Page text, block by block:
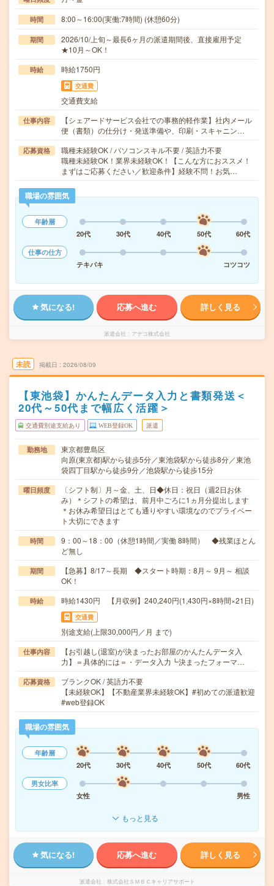
時間 8:00～16:00(実働:7時間) (休憩60分)
期間
2026/10/上旬～最長6ヶ月の派遣期間後、直接雇用予定
★10月～OK！
時給 時給1750円
交通費
交通費支給
仕事内容
【シェアードサービス会社での事務的軽作業】社内メール
便（書類）の仕分け・発送準備や、印刷・スキャニン…
応募資格
職種未経験OK / パソコンスキル不要 / 英語力不要
職種未経験OK！業界未経験OK！【こんな方におススメ！
まずはご応募ください／歓迎条件】経験不問！お気…
職場の雰囲気
年齢層
20代
30代 40代 50代
60代
仕事の仕方
テキパキ
コツコツ
気になる! 応募へ進む 詳しく見る
派遣会社 アデコ株式会社
未読 掲載日 2026/08/09
【東池袋】かんたんデータ入力と書類発送＜
20代～50代まで幅広く活躍＞
交通費別途支給あり WEB登録OK 派遣
勤務地
東京都豊島区
向原(東京都)駅から徒歩5分／東池袋駅から徒歩8分／東池
袋四丁目駅から徒歩9分／池袋駅から徒歩15分
曜日頻度
〔シフト制〕月～金、土、日◆休日：祝日（週2日お休
み）＊シフトの希望は、前月中ごろに1ヵ月分提出します
＊お休み希望日はとても通りやすい環境なのでプライベー
ト大切にできます
時間
9：00～18：00（休憩1時間／実働 8時間） ◆残業ほとん
ど無し
期間
【急募】8/17～長期 ◆スタート時期：8月～ 9月～ 相談
OK！
時給 時給1430円 【月収例】240,240円(1,430円×8時間×21日)
交通費
別途支給(上限30,000円／月 まで)
仕事内容
【お引越し(退室)が決まったお部屋のかんたんデータ入
力】＝具体的には＝・データ入力┗決まったフォーマ…
応募資格
ブランクOK / 英語力不要
【未経験OK】【不動産業界未経験OK】#初めての派遣歓迎
#web登録OK
職場の雰囲気
年齢層
20代
30代 40代 50代
60代
男女比率
女性
男性
もっと見る
気になる! 応募へ進む 詳しく見る
派遣会社 株式会社ＳＭＢＣキャリアサポート